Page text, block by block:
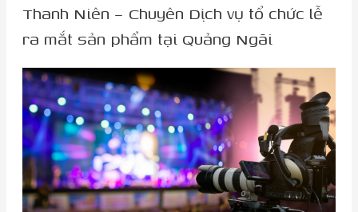
Thanh Niên – Chuyên Dịch vụ tổ chức lễ
ra mắt sản phẩm tại Quảng Ngãi